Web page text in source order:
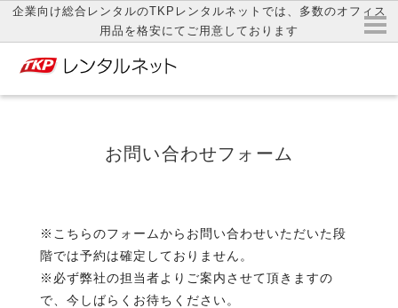
企業向け総合レンタルのTKPレンタルネットでは、多数のオフィス
用品を格安にてご用意しております
お問い合わせフォーム
※こちらのフォームからお問い合わせいただいた段
階では予約は確定しておりません。
※必ず弊社の担当者よりご案内させて頂きますの
で、今しばらくお待ちください。